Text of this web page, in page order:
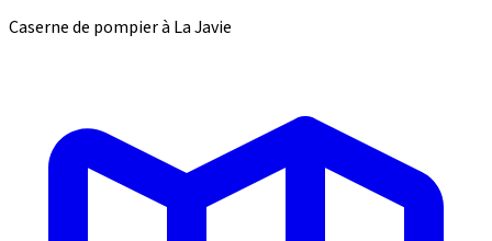
Caserne de pompier à La Javie